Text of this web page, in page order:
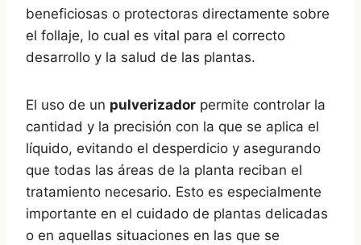
beneficiosas o protectoras directamente sobre
el follaje, lo cual es vital para el correcto
desarrollo y la salud de las plantas.
El uso de un pulverizador permite controlar la
cantidad y la precisión con la que se aplica el
líquido, evitando el desperdicio y asegurando
que todas las áreas de la planta reciban el
tratamiento necesario. Esto es especialmente
importante en el cuidado de plantas delicadas
o en aquellas situaciones en las que se